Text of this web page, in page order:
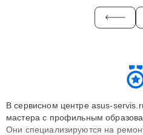
В сервисном центре asus-
мастера с профильным
Они специализируются на